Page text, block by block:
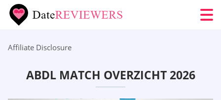
Affiliate Disclosure
ABDL MATCH OVERZICHT 2026